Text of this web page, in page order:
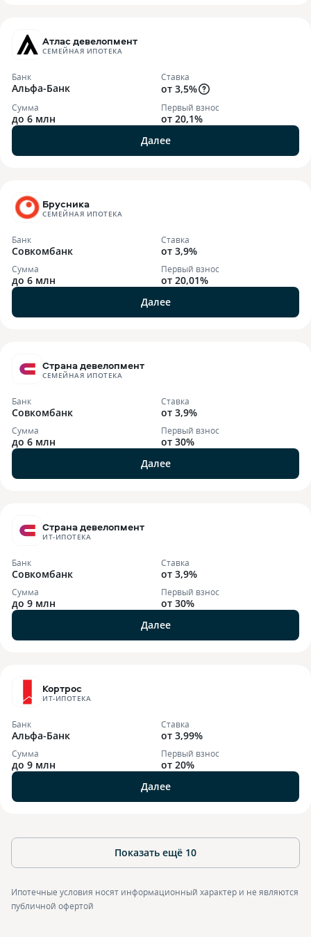
Атлас девелопмент
СЕМЕЙНАЯ ИПОТЕКА
Банк
Альфа-Банк
Ставка
от 3,5%
Сумма
до 6 млн
Первый взнос
от 20,1%
Далее
Брусника
СЕМЕЙНАЯ ИПОТЕКА
Банк
Совкомбанк
Ставка
от 3,9%
Сумма
до 6 млн
Первый взнос
от 20,01%
Далее
Страна девелопмент
СЕМЕЙНАЯ ИПОТЕКА
Банк
Совкомбанк
Ставка
от 3,9%
Сумма
до 6 млн
Первый взнос
от 30%
Далее
Страна девелопмент
ИТ-ИПОТЕКА
Банк
Совкомбанк
Ставка
от 3,9%
Сумма
до 9 млн
Первый взнос
от 30%
Далее
Кортрос
ИТ-ИПОТЕКА
Банк
Альфа-Банк
Ставка
от 3,99%
Сумма
до 9 млн
Первый взнос
от 20%
Далее
Показать ещё 10
Ипотечные условия носят информационный характер и не являются
публичной офертой